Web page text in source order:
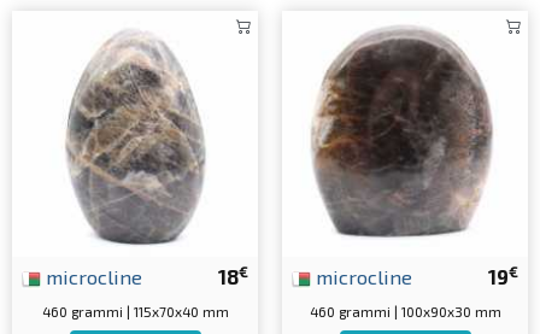
18€
microcline
460 grammi | 115x70x40 mm
19€
microcline
460 grammi | 100x90x30 mm